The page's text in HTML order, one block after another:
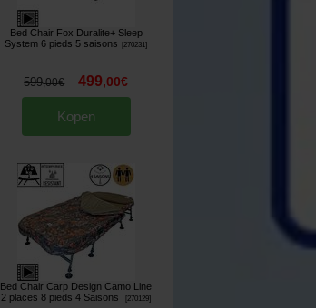
Bed Chair Fox Duralite+ Sleep
System 6 pieds 5 saisons
270231]
599,00€ 499,00€
Kopen
Bed Chair Carp Design Camo Line
2 places 8 pieds 4 Saisons
270129]